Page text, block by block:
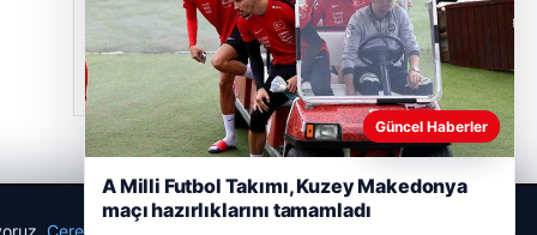
23/06/2026
Çerez Politikamız
Güncel Haberler
A Milli Futbol Takımı, Kuzey Makedonya
maçı hazırlıklarını tamamladı